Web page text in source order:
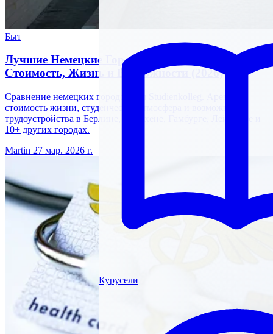
Курусели
Быт
Лучшие Немецкие Города для Studienkolleg:
Стоимость, Жизнь и Возможности (2026)
Сравнение немецких городов для Studienkolleg. Аренда,
стоимость жизни, студенческая атмосфера и возможности
трудоустройства в Берлине, Мюнхене, Гамбурге, Лейпциге и
10+ других городах.
Martin 27 мар. 2026 г.